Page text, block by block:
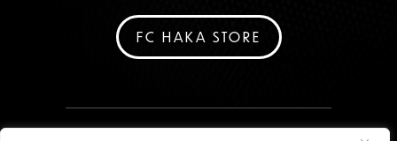
FC HAKA STORE